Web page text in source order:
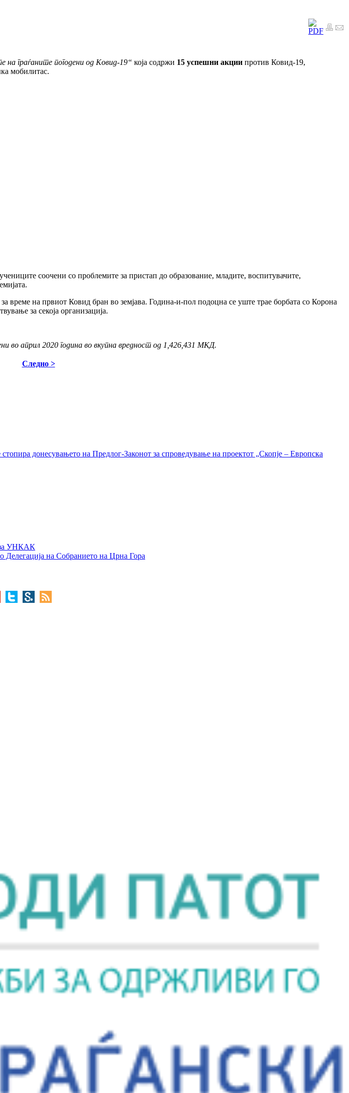
на граѓаните погодени од Ковид-19“ која содржи 15 успешни акции против Ковид-19,
мобилитас.
соочени со проблемите за пристап до образование, младите, воспитувачите,
време на првиот Ковид бран во земјава. Година-и-пол подоцна се уште трае борбата со Корона
за секоја организација.
во април 2020 година во вкупна вредност од 1,426,431 МКД.
Следно >
донесувањето на Предлог-Законот за спроведување на проектот „Скопје – Европска
за УНКАК
Делегација на Собранието на Црна Гора